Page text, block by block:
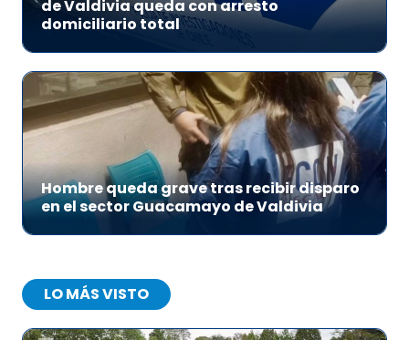
de Valdivia queda con arresto
domiciliario total
Hombre queda grave tras recibir disparo
en el sector Guacamayo de Valdivia
LO MÁS VISTO